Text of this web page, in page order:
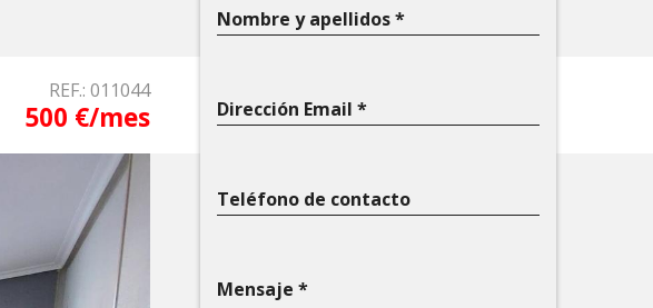
Nombre y apellidos *
Dirección Email *
Teléfono de contacto
Mensaje *
REF.: 011044
500 €/mes